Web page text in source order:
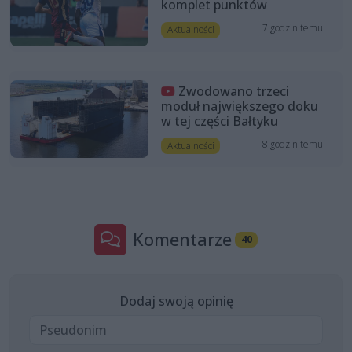
komplet punktów
Aktualności 7 godzin temu
Zwodowano trzeci
moduł największego doku
w tej części Bałtyku
Aktualności 8 godzin temu
Komentarze 40
Dodaj swoją opinię